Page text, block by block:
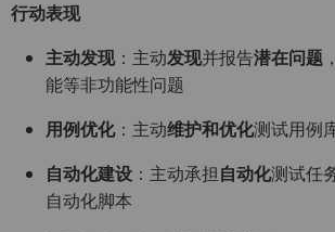
行动表现
主动发现：主动发现并报告潜在问题
能等非功能性问题
用例优化：主动维护和优化测试用例
自动化建设 ：主动承担自动化测试任
自动化脚本